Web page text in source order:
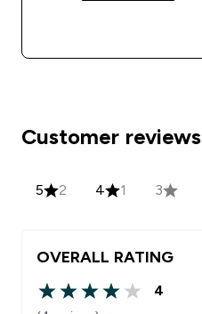
Customer reviews
5 2 4 1 3
OVERALL RATING
4 out of 5 stars
4